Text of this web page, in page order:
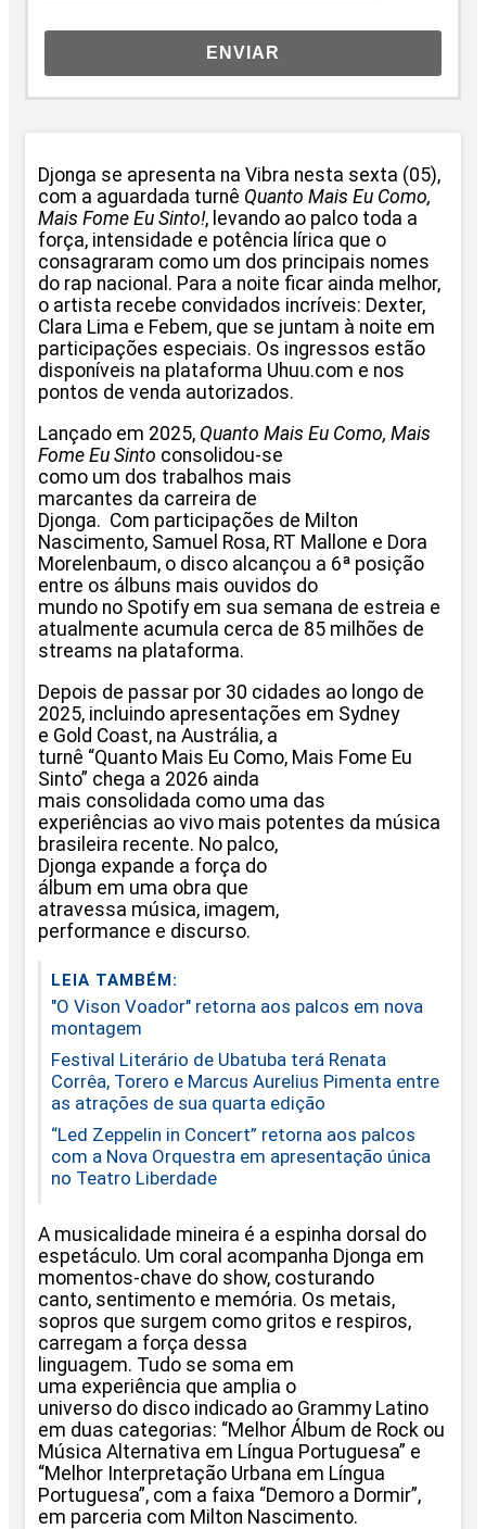
ENVIAR
Djonga se apresenta na Vibra nesta sexta (05),
com a aguardada turnê Quanto Mais Eu Como,
Mais Fome Eu Sinto!, levando ao palco toda a
força, intensidade e potência lírica que o
consagraram como um dos principais nomes
do rap nacional. Para a noite ficar ainda melhor,
o artista recebe convidados incríveis: Dexter,
Clara Lima e Febem, que se juntam à noite em
participações especiais. Os ingressos estão
disponíveis na plataforma Uhuu.com e nos
pontos de venda autorizados.
Lançado em 2025, Quanto Mais Eu Como, Mais
Fome Eu Sinto consolidou-se
como um dos trabalhos mais
marcantes da carreira de
Djonga. Com participações de Milton
Nascimento, Samuel Rosa, RT Mallone e Dora
Morelenbaum, o disco alcançou a 6ª posição
entre os álbuns mais ouvidos do
mundo no Spotify em sua semana de estreia e
atualmente acumula cerca de 85 milhões de
streams na plataforma.
Depois de passar por 30 cidades ao longo de
2025, incluindo apresentações em Sydney
e Gold Coast, na Austrália, a
turnê “Quanto Mais Eu Como, Mais Fome Eu
Sinto” chega a 2026 ainda
mais consolidada como uma das
experiências ao vivo mais potentes da música
brasileira recente. No palco,
Djonga expande a força do
álbum em uma obra que
atravessa música, imagem,
performance e discurso.
LEIA TAMBÉM:
"O Vison Voador" retorna aos palcos em nova
montagem
Festival Literário de Ubatuba terá Renata
Corrêa, Torero e Marcus Aurelius Pimenta entre
as atrações de sua quarta edição
“Led Zeppelin in Concert” retorna aos palcos
com a Nova Orquestra em apresentação única
no Teatro Liberdade
A musicalidade mineira é a espinha dorsal do
espetáculo. Um coral acompanha Djonga em
momentos-chave do show, costurando
canto, sentimento e memória. Os metais,
sopros que surgem como gritos e respiros,
carregam a força dessa
linguagem. Tudo se soma em
uma experiência que amplia o
universo do disco indicado ao Grammy Latino
em duas categorias: “Melhor Álbum de Rock ou
Música Alternativa em Língua Portuguesa” e
“Melhor Interpretação Urbana em Língua
Portuguesa”, com a faixa “Demoro a Dormir”,
em parceria com Milton Nascimento.